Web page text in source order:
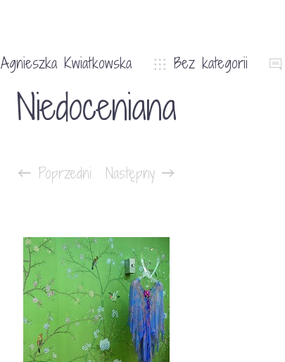
Agnieszka Kwiatkowska Bez kategorii
Niedoceniana
Poprzedni Następny